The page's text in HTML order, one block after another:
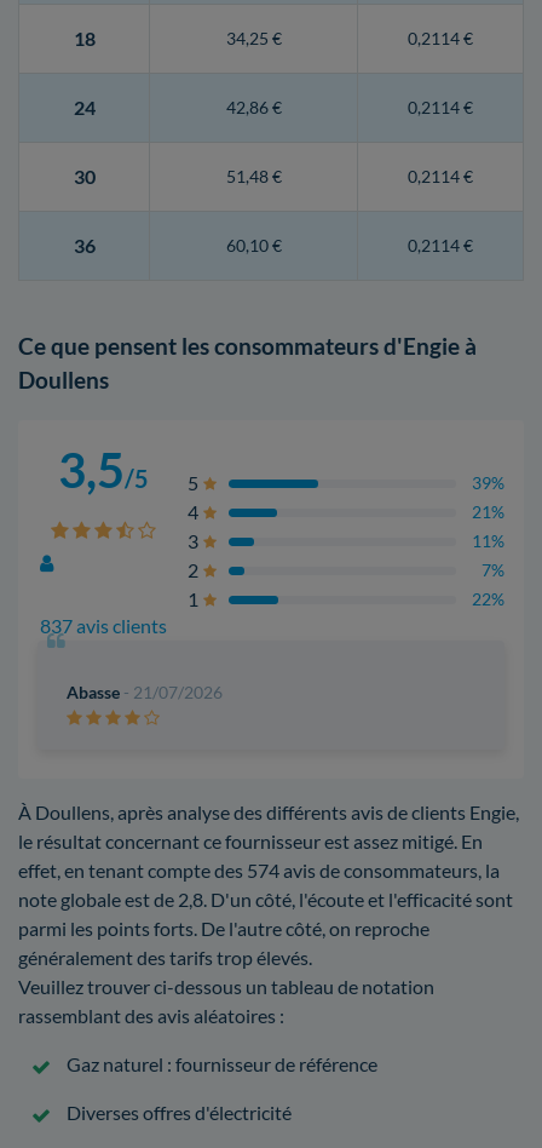
18 34,25 € 0,2114 €
24 42,86 € 0,2114 €
30 51,48 € 0,2114 €
36 60,10 € 0,2114 €
Ce que pensent les consommateurs d'Engie à
Doullens
3,5/5
837 avis clients
5 39%
4 21%
3 11%
2 7%
1 22%
Abasse - 21/07/2026
À Doullens, après analyse des différents avis de clients Engie,
le résultat concernant ce fournisseur est assez mitigé. En
effet, en tenant compte des 574 avis de consommateurs, la
note globale est de 2,8. D'un côté, l'écoute et l'efficacité sont
parmi les points forts. De l'autre côté, on reproche
généralement des tarifs trop élevés.
Veuillez trouver ci-dessous un tableau de notation
rassemblant des avis aléatoires :
Gaz naturel : fournisseur de référence
Diverses offres d'électricité